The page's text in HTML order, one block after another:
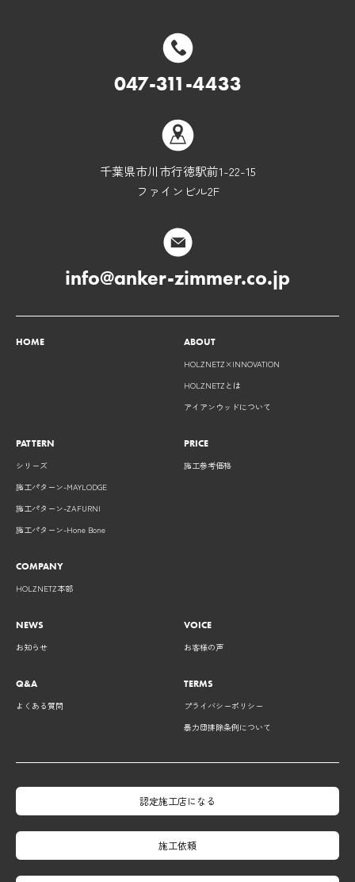
047-311-4433
千葉県市川市行徳駅前1-22-15
ファインビル2F
info@anker-zimmer.co.jp
HOME
ABOUT
HOLZNETZ×INNOVATION
HOLZNETZとは
アイアンウッドについて
PATTERN
シリーズ
施工パターン-MAYLODGE
施工パターン-ZAFURNI
施工パターン-Hone Bone
PRICE
施工参考価格
COMPANY
HOLZNETZ本部
NEWS
お知らせ
VOICE
お客様の声
Q&A
よくある質問
TERMS
プライバシーポリシー
暴力団排除条例について
認定施工店になる
施工依頼